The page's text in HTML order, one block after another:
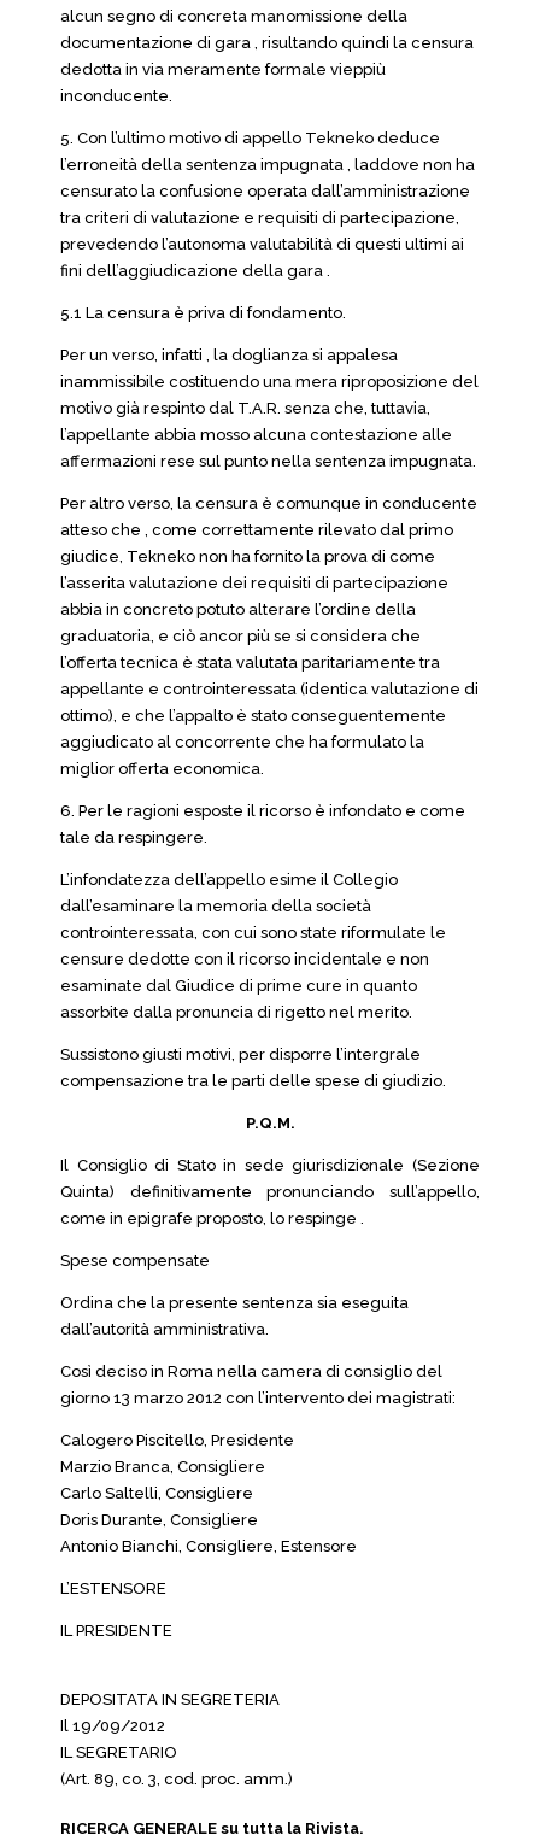
alcun segno di concreta manomissione della
documentazione di gara , risultando quindi la censura
dedotta in via meramente formale vieppiù
inconducente.
5. Con l’ultimo motivo di appello Tekneko deduce
l’erroneità della sentenza impugnata , laddove non ha
censurato la confusione operata dall’amministrazione
tra criteri di valutazione e requisiti di partecipazione,
prevedendo l’autonoma valutabilità di questi ultimi ai
fini dell’aggiudicazione della gara .
5.1 La censura è priva di fondamento.
Per un verso, infatti , la doglianza si appalesa
inammissibile costituendo una mera riproposizione del
motivo già respinto dal T.A.R. senza che, tuttavia,
l’appellante abbia mosso alcuna contestazione alle
affermazioni rese sul punto nella sentenza impugnata.
Per altro verso, la censura è comunque in conducente
atteso che , come correttamente rilevato dal primo
giudice, Tekneko non ha fornito la prova di come
l’asserita valutazione dei requisiti di partecipazione
abbia in concreto potuto alterare l’ordine della
graduatoria, e ciò ancor più se si considera che
l’offerta tecnica è stata valutata paritariamente tra
appellante e controinteressata (identica valutazione di
ottimo), e che l’appalto è stato conseguentemente
aggiudicato al concorrente che ha formulato la
miglior offerta economica.
6. Per le ragioni esposte il ricorso è infondato e come
tale da respingere.
L’infondatezza dell’appello esime il Collegio
dall’esaminare la memoria della società
controinteressata, con cui sono state riformulate le
censure dedotte con il ricorso incidentale e non
esaminate dal Giudice di prime cure in quanto
assorbite dalla pronuncia di rigetto nel merito.
Sussistono giusti motivi, per disporre l’intergrale
compensazione tra le parti delle spese di giudizio.
P.Q.M.
Il Consiglio di Stato in sede giurisdizionale (Sezione
Quinta) definitivamente pronunciando sull’appello,
come in epigrafe proposto, lo respinge .
Spese compensate
Ordina che la presente sentenza sia eseguita
dall’autorità amministrativa.
Così deciso in Roma nella camera di consiglio del
giorno 13 marzo 2012 con l’intervento dei magistrati:
Calogero Piscitello, Presidente
Marzio Branca, Consigliere
Carlo Saltelli, Consigliere
Doris Durante, Consigliere
Antonio Bianchi, Consigliere, Estensore
L’ESTENSORE
IL PRESIDENTE
DEPOSITATA IN SEGRETERIA
Il 19/09/2012
IL SEGRETARIO
(Art. 89, co. 3, cod. proc. amm.)
RICERCA GENERALE su tutta la Rivista.